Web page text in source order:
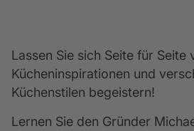
Lassen Sie sich Seite für Seite
Kücheninspirationen und
Küchenstilen begeistern!
Lernen Sie den Gründer